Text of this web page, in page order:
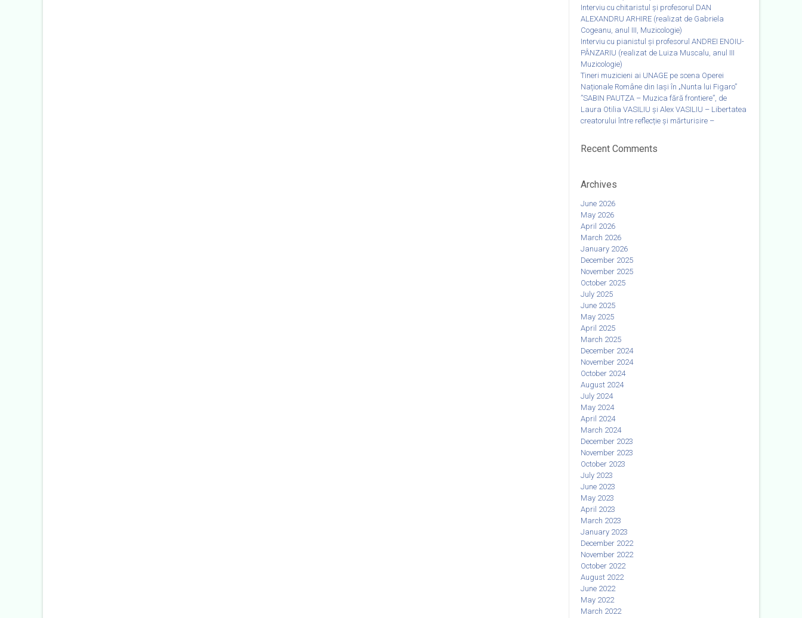
Interviu cu chitaristul și profesorul DAN
ALEXANDRU ARHIRE (realizat de Gabriela
Cogeanu, anul III, Muzicologie)
Interviu cu pianistul și profesorul ANDREI ENOIU-
PÂNZARIU (realizat de Luiza Muscalu, anul III
Muzicologie)
Tineri muzicieni ai UNAGE pe scena Operei
Naționale Române din Iași în „Nunta lui Figaro”
”SABIN PAUTZA – Muzica fără frontiere”, de
Laura Otilia VASILIU și Alex VASILIU – Libertatea
creatorului între reflecție și mărturisire –
Recent Comments
Archives
June 2026
May 2026
April 2026
March 2026
January 2026
December 2025
November 2025
October 2025
July 2025
June 2025
May 2025
April 2025
March 2025
December 2024
November 2024
October 2024
August 2024
July 2024
May 2024
April 2024
March 2024
December 2023
November 2023
October 2023
July 2023
June 2023
May 2023
April 2023
March 2023
January 2023
December 2022
November 2022
October 2022
August 2022
June 2022
May 2022
March 2022